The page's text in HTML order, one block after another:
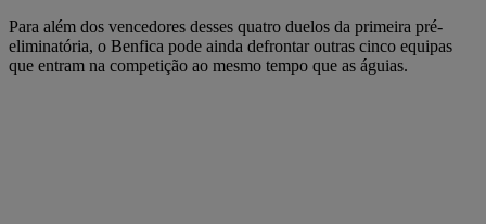
Para além dos vencedores desses quatro duelos da primeira pré-
eliminatória, o Benfica pode ainda defrontar outras cinco equipas
que entram na competição ao mesmo tempo que as águias.